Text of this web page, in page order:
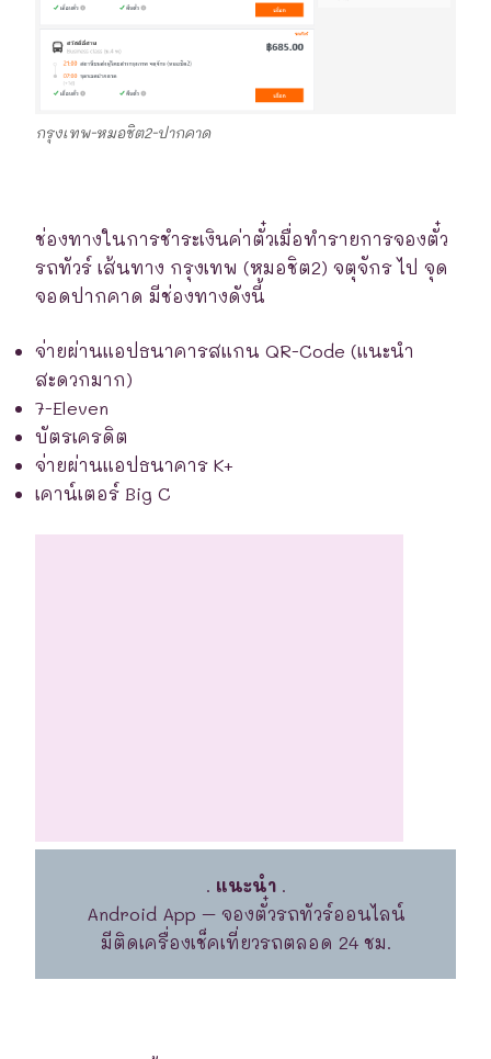
กรุงเทพ-หมอชิต2-ปากคาด
ช่องทางในการชำระเงินค่าตั๋วเมื่อทำรายการจองตั๋ว
รถทัวร์ เส้นทาง กรุงเทพ (หมอชิต2) จตุจักร ไป จุด
จอดปากคาด มีช่องทางดังนี้
จ่ายผ่านแอปธนาคารสแกน QR-Code (แนะนำ
สะดวกมาก)
7-Eleven
บัตรเครดิต
จ่ายผ่านแอปธนาคาร K+
เคาน์เตอร์ Big C
. แนะนำ.
Android App – จองตั๋วรถทัวร์ออนไลน์
มีติดเครื่องเช็คเที่ยวรถตลอด 24 ชม.